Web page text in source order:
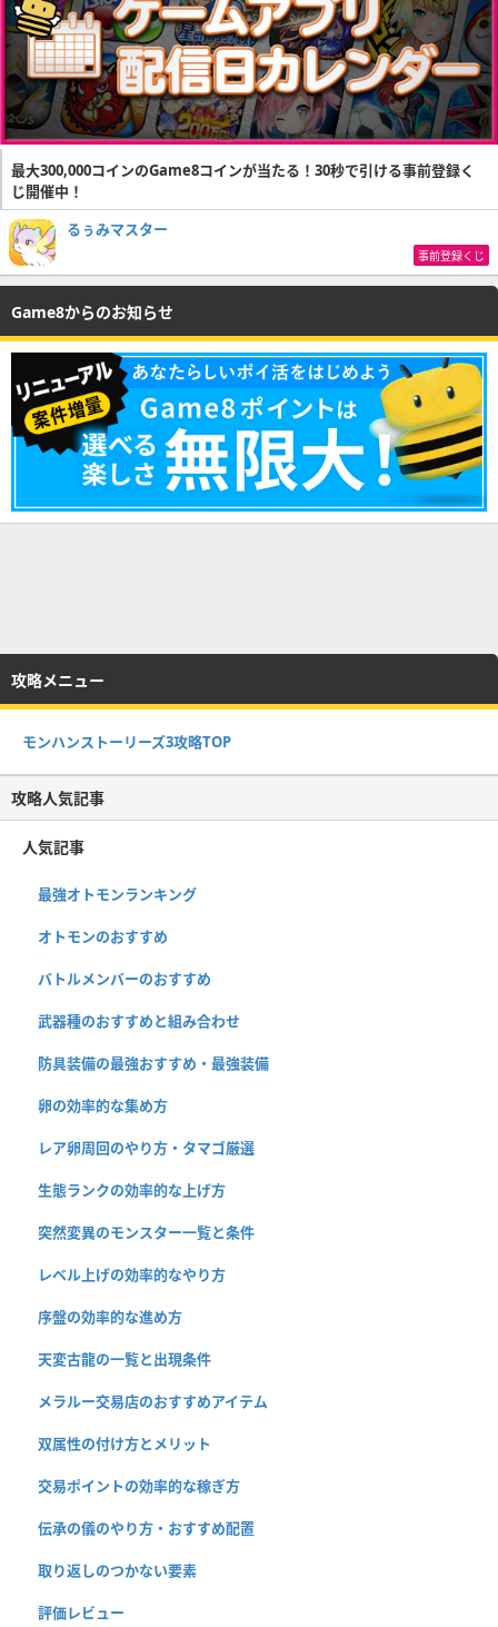
最大300,000コインのGame8コインが当たる！30秒で引ける事前登録く
じ開催中！
るぅみマスター
事前登録くじ
Game8からのお知らせ
攻略メニュー
モンハンストーリーズ3攻略TOP
攻略人気記事
人気記事
最強オトモンランキング
オトモンのおすすめ
バトルメンバーのおすすめ
武器種のおすすめと組み合わせ
防具装備の最強おすすめ・最強装備
卵の効率的な集め方
レア卵周回のやり方・タマゴ厳選
生態ランクの効率的な上げ方
突然変異のモンスター一覧と条件
レベル上げの効率的なやり方
序盤の効率的な進め方
天変古龍の一覧と出現条件
メラルー交易店のおすすめアイテム
双属性の付け方とメリット
交易ポイントの効率的な稼ぎ方
伝承の儀のやり方・おすすめ配置
取り返しのつかない要素
評価レビュー